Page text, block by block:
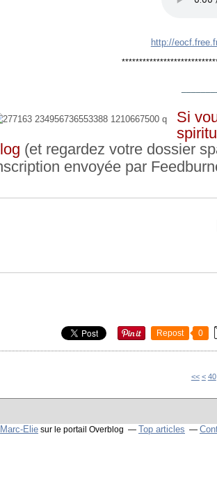
http://
Si
(et regardez votre dossier
envoyée par
Repost 0
<< < 10
20
30
40
Marc-Elie sur le portail Overblog Top articles